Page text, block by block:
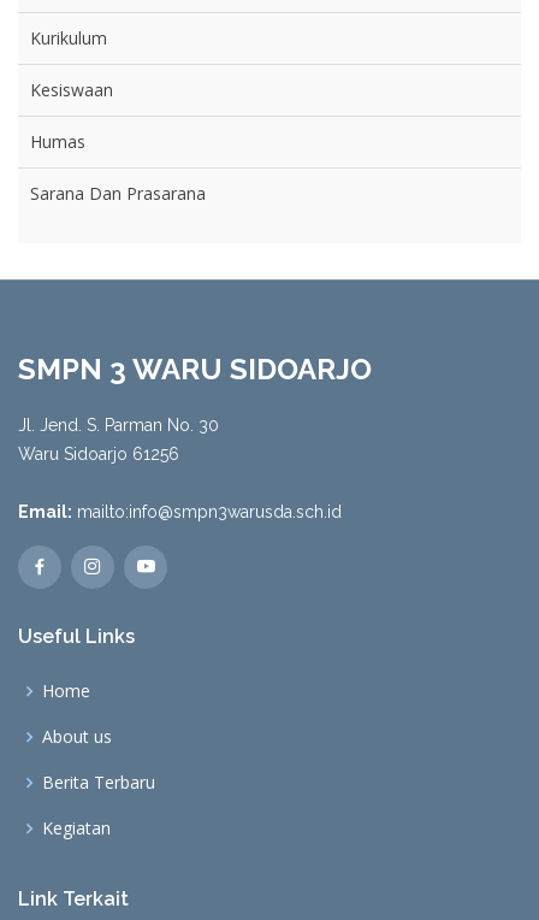
Kurikulum
Kesiswaan
Humas
Sarana Dan Prasarana
SMPN 3 WARU SIDOARJO
Jl. Jend. S. Parman No. 30
Waru Sidoarjo 61256
Email: mailto:info@smpn3warusda.sch.id
Useful Links
Home
About us
Berita Terbaru
Kegiatan
Link Terkait